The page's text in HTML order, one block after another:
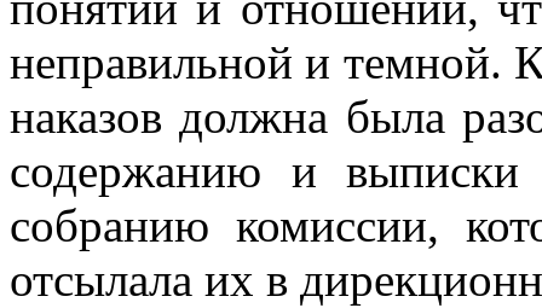
неправильной и темной.
наказов должна была
содержанию и выписки
собранию комиссии,
отсылала их в